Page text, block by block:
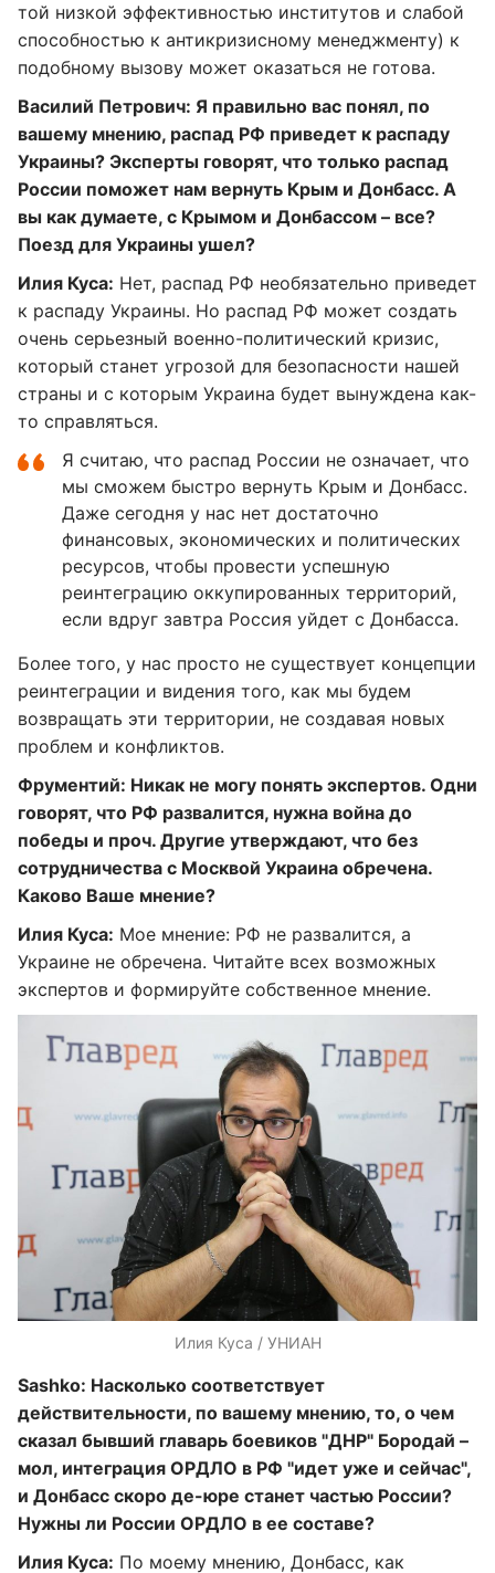
той низкой эффективностью институтов и слабой
способностью к антикризисному менеджменту) к
подобному вызову может оказаться не готова.
Василий Петрович: Я правильно вас понял, по
вашему мнению, распад РФ приведет к распаду
Украины? Эксперты говорят, что только распад
России поможет нам вернуть Крым и Донбасс. А
вы как думаете, с Крымом и Донбассом – все?
Поезд для Украины ушел?
Илия Куса: Нет, распад РФ необязательно приведет
к распаду Украины. Но распад РФ может создать
очень серьезный военно-политический кризис,
который станет угрозой для безопасности нашей
страны и с которым Украина будет вынуждена как-
то справляться.
Я считаю, что распад России не означает, что
мы сможем быстро вернуть Крым и Донбасс.
Даже сегодня у нас нет достаточно
финансовых, экономических и политических
ресурсов, чтобы провести успешную
реинтеграцию оккупированных территорий,
если вдруг завтра Россия уйдет с Донбасса.
Более того, у нас просто не существует концепции
реинтеграции и видения того, как мы будем
возвращать эти территории, не создавая новых
проблем и конфликтов.
Фрументий: Никак не могу понять экспертов. Одни
говорят, что РФ развалится, нужна война до
победы и проч. Другие утверждают, что без
сотрудничества с Москвой Украина обречена.
Каково Ваше мнение?
Илия Куса: Мое мнение: РФ не развалится, а
Украине не обречена. Читайте всех возможных
экспертов и формируйте собственное мнение.
Илия Куса / УНИАН
Sashko: Насколько соответствует
действительности, по вашему мнению, то, о чем
сказал бывший главарь боевиков "ДНР" Бородай –
мол, интеграция ОРДЛО в РФ "идет уже и сейчас",
и Донбасс скоро де-юре станет частью России?
Нужны ли России ОРДЛО в ее составе?
Илия Куса: По моему мнению, Донбасс, как